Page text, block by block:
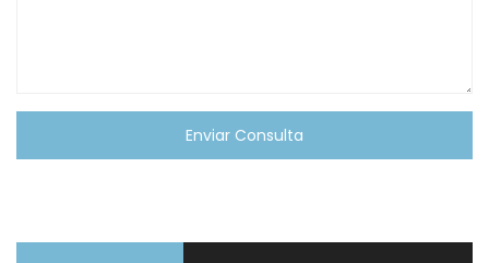
Enviar Consulta